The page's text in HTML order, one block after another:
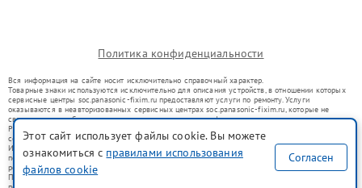
Политика конфиденциальности
Вся информация на сайте носит исключительно справочный характер.
Товарные знаки используются исключительно для описания устройств, в отношении которых
сервисные центры soc.panasonic-fixim.ru предоставляют услуги по ремонту. Услуги
оказываются в неавторизованных сервисных центрах soc.panasonic-fixim.ru, которые не
связаны с правообладателями товарных знаков или их официальными представителями.
Ремонт осуществляется для устройств, уже введенных в гражданский оборот в соответствии
со статьей 1487 ГК РФ.
Использование товарных знаков не преследует цели индивидуализации услуг или введения
потребителей в заблуждение, а служит для информирования о предоставляемых услугах по
ремонту техники указанных брендов.
Представленная на сайте информация не является публичной офертой, определяемой
Этот сайт использует файлы cookie. Вы можете
ознакомиться с правилами использования
файлов cookie
Согласен